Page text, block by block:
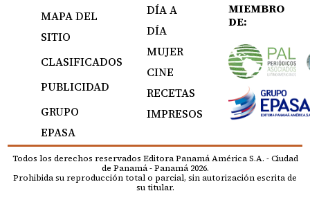
MAPA DEL
SITIO
CLASIFICADOS
PUBLICIDAD
GRUPO
EPASA
DÍA A
DÍA
MUJER
CINE
RECETAS
IMPRESOS
MIEMBRO
DE:
Todos los derechos reservados Editora Panamá América S.A. - Ciudad
de Panamá - Panamá 2026.
Prohibida su reproducción total o parcial, sin autorización escrita de
su titular.